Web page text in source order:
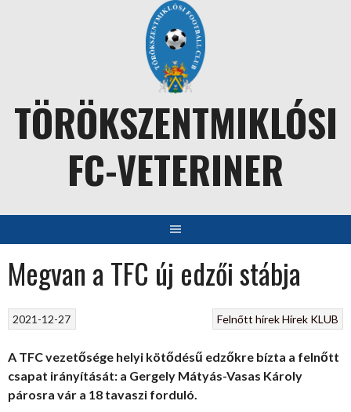
TÖRÖKSZENTMIKLÓSI
FC-VETERINER
Megvan a TFC új edzői stábja
Felnőtt hírekHírek KLUB
2021-12-27
A TFC vezetősége helyi kötődésű edzőkre bízta a felnőtt
csapat irányítását: a Gergely Mátyás-Vasas Károly
párosra vár a 18 tavaszi forduló.